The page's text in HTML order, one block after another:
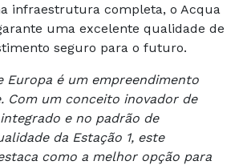
infraestrutura completa, o Acqua
uma excelente qualidade de
seguro para o futuro.
Europa é um empreendimento
Com um conceito inovador de
e no padrão de
da Estação 1, este
como a melhor opção para